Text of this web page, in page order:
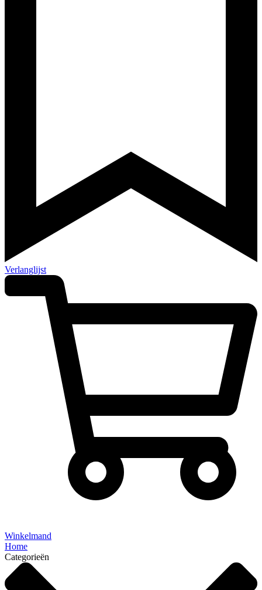
Verlanglijst
Winkelmand
Home
Categorieën